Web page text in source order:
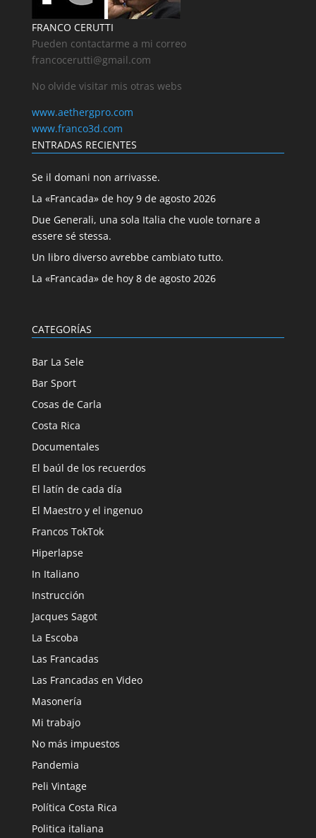
FRANCO CERUTTI
Pueden contactarme a mi correo
francocerutti@gmail.com
No olvide visitar mis otras webs
www.aethergpro.com
www.franco3d.com
ENTRADAS RECIENTES
Se il domani non arrivasse.
La «Francada» de hoy 9 de agosto 2026
Due Generali, una sola Italia che vuole tornare a
essere sé stessa.
Un libro diverso avrebbe cambiato tutto.
La «Francada» de hoy 8 de agosto 2026
CATEGORÍAS
Bar La Sele
Bar Sport
Cosas de Carla
Costa Rica
Documentales
El baúl de los recuerdos
El latín de cada día
El Maestro y el ingenuo
Francos TokTok
Hiperlapse
In Italiano
Instrucción
Jacques Sagot
La Escoba
Las Francadas
Las Francadas en Video
Masonería
Mi trabajo
No más impuestos
Pandemia
Peli Vintage
Política Costa Rica
Politica italiana